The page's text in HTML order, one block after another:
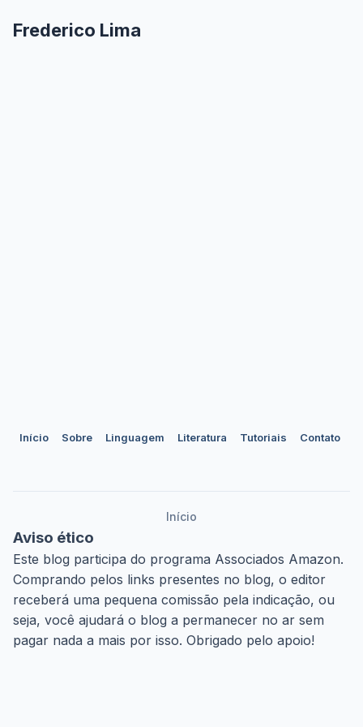
Frederico Lima
Início Sobre Linguagem Literatura Tutoriais Contato
Início
Aviso ético
Este blog participa do programa Associados Amazon.
Comprando pelos links presentes no blog, o editor
receberá uma pequena comissão pela indicação, ou
seja, você ajudará o blog a permanecer no ar sem
pagar nada a mais por isso. Obrigado pelo apoio!